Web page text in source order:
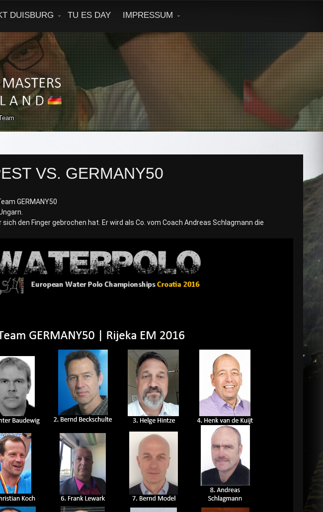
DUISBURG TU ES DAY IMPRESSUM
VS. GERMANY50
GERMANY50
den Finger gebrochen hat. Er wird als Co. vom Coach Andreas Schlagmann die